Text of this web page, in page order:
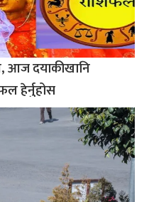
आज दयाकीखानि
हेर्नुहोस